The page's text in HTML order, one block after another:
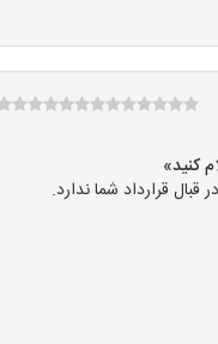
قرارداد شما ندارد.